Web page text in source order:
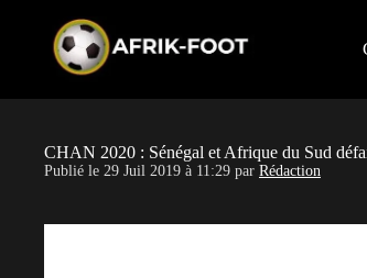
CHAN 2020 : Sénégal et Afrique du Sud
Publié le 29 Juil 2019 à 11:29 par Rédaction